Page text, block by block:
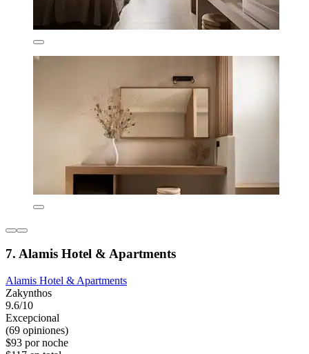
7. Alamis Hotel & Apartments
Alamis Hotel & Apartments
Zakynthos
9.6/10
Excepcional
(69 opiniones)
$93 por noche